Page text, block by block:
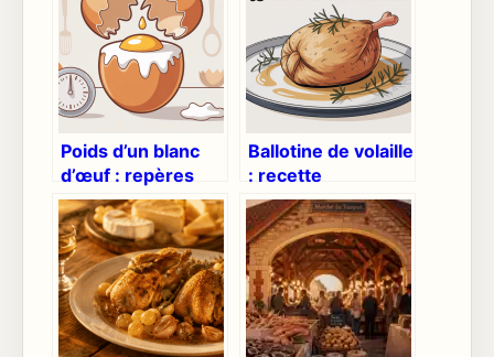
Poids d’un blanc
d’œuf : repères
précis,
équivalences et
usages en cuisine
Ballotine de volaille
: recette
gourmande,
techniques et
idées créatives